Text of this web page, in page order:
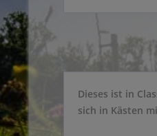
Dieses ist in
sich in Kästen